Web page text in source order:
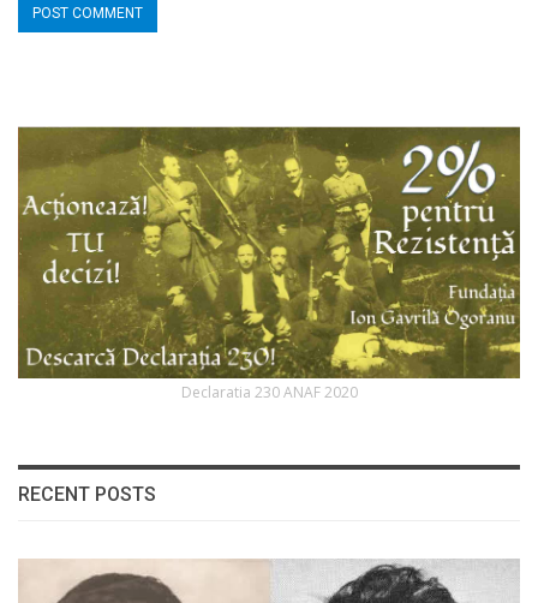
Declaratia 230 ANAF 2020
RECENT POSTS